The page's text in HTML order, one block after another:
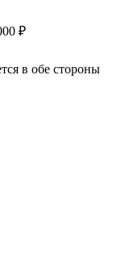
₽
в обе стороны